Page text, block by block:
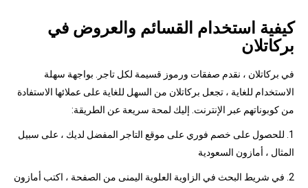
كيفية استخدام القسائم والعروض في
بركاتلان
في بركاتلان ، نقدم صفقات ورموز قسيمة لكل تاجر. بواجهة سهلة
الاستخدام للغاية ، تجعل بركاتلان من السهل للغاية على عملائها الاستفادة
من كوبوناتهم عبر الإنترنت. إليك لمحة سريعة عن الطريقة:
1. للحصول على خصم فوري على موقع التاجر المفضل لديك ، على سبيل
المثال ، أمازون السعودية
2. في شريط البحث في الزاوية العلوية اليمنى من الصفحة ، اكتب أمازون